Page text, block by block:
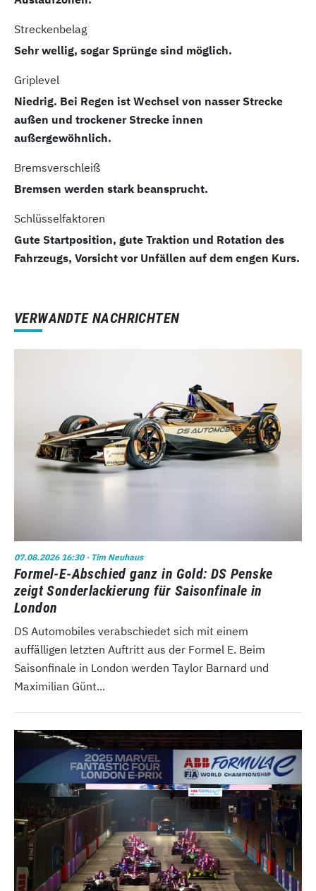
Streckenbelag
Sehr wellig, sogar Sprünge sind möglich.
Griplevel
Niedrig. Bei Regen ist Wechsel von nasser Strecke
außen und trockener Strecke innen
außergewöhnlich.
Bremsverschleiß
Bremsen werden stark beansprucht.
Schlüsselfaktoren
Gute Startposition, gute Traktion und Rotation des
Fahrzeugs, Vorsicht vor Unfällen auf dem engen Kurs.
VERWANDTE NACHRICHTEN
07.08.2026 16:30· Tim Neuhaus
Formel-E-Abschied ganz in Gold: DS Penske
zeigt Sonderlackierung für Saisonfinale in
London
DS Automobiles verabschiedet sich mit einem
auffälligen letzten Auftritt aus der Formel E. Beim
Saisonfinale in London werden Taylor Barnard und
Maximilian Günt...